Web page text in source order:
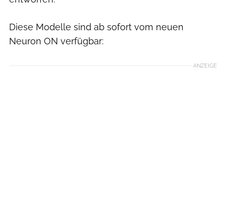
Diese Modelle sind ab sofort vom neuen
Neuron ON verfügbar:
ANZEIGE